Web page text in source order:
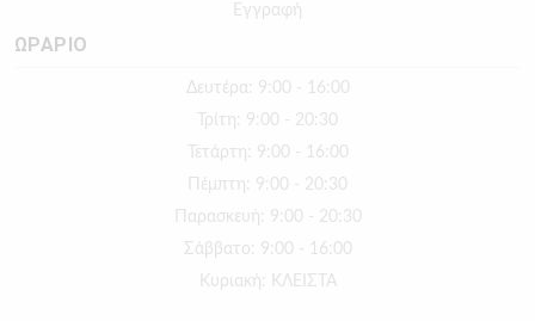
Εγγραφή
ΩΡΑΡΙΟ
Δευτέρα: 9:00 - 16:00
Τρίτη: 9:00 - 20:30
Τετάρτη: 9:00 - 16:00
Πέμπτη: 9:00 - 20:30
Παρασκευή: 9:00 - 20:30
Σάββατο: 9:00 - 16:00
Κυριακή: ΚΛΕΙΣΤΑ